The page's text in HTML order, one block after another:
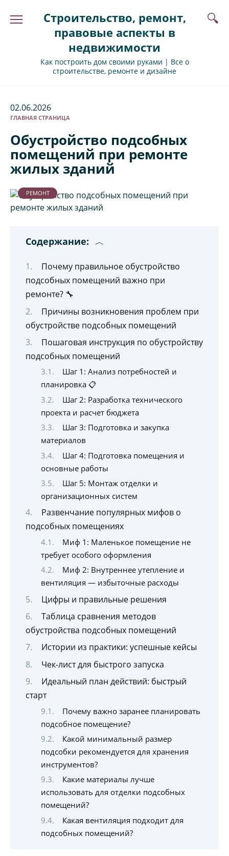
Строительство, ремонт,
правовые аспекты в
недвижимости
Как построить дом своими руками | Все о
строительстве, ремонте и дизайне
02.06.2026
ГЛАВНАЯ СТРАНИЦА
Обустройство подсобных
помещений при ремонте
жилых зданий
РЕМОНТ
Содержание:
Почему правильное обустройство
подсобных помещений важно при
ремонте? 🔧
Причины возникновения проблем при
обустройстве подсобных помещений
Пошаговая инструкция по обустройству
подсобных помещений
Шаг 1: Анализ потребностей и
планировка 📋
Шаг 2: Разработка технического
проекта и расчет бюджета
Шаг 3: Подготовка и закупка
материалов
Шаг 4: Подготовка помещения и
основные работы
Шаг 5: Монтаж отделки и
организационных систем
Развенчание популярных мифов о
подсобных помещениях
Миф 1: Маленькое помещение не
требует особого оформления
Миф 2: Внутреннее утепление и
вентиляция — избыточные расходы
Цифры и правильные решения
Таблица сравнения методов
обустройства подсобных помещений
Истории из практики: успешные кейсы
Чек-лист для быстрого запуска
Идеальный план действий: быстрый
старт
Почему важно заранее планировать
подсобное помещение?
Какой минимальный размер
подсобки рекомендуется для хранения
инструментов?
Какие материалы лучше
использовать для отделки подсобных
помещений?
Какая вентиляция подходит для
подсобных помещений?